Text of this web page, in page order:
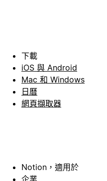
下載
iOS 與 Android
Mac 和 Windows
日曆
網頁擷取器
Notion，適用於